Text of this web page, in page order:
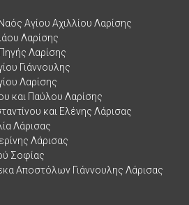
Αγίου Αχιλλίου Λαρίσης
Λαρίσης
Λαρίσης
Γιάννουλης
Λαρίσης
και Παύλου Λαρίσης
και Ελένης Λάρισας
Λάρισας
Λάρισας
Σοφίας
Αποστόλων Γιάννουλης Λάρισας